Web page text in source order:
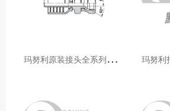
玛
努利原装接头全系列型号解析：广州客户选型必备指南